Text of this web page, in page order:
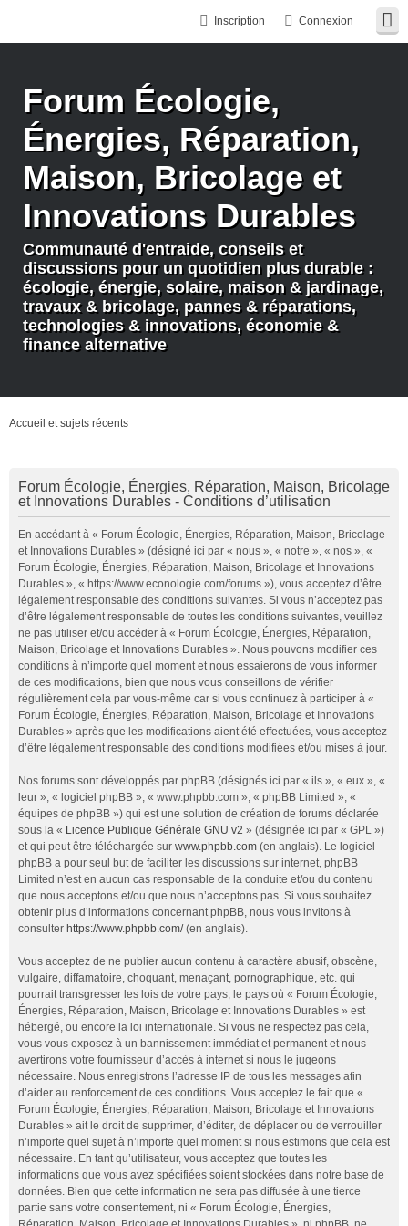
Connexion
Inscription
Forum Écologie,
Énergies, Réparation,
Maison, Bricolage et
Innovations Durables
Communauté d'entraide, conseils et
discussions pour un quotidien plus durable :
écologie, énergie, solaire, maison & jardinage,
travaux & bricolage, pannes & réparations,
technologies & innovations, économie &
finance alternative
Accueil et sujets récents
Forum Écologie, Énergies, Réparation, Maison, Bricolage
et Innovations Durables - Conditions d’utilisation
En accédant à « Forum Écologie, Énergies, Réparation, Maison, Bricolage
et Innovations Durables » (désigné ici par « nous », « notre », « nos », «
Forum Écologie, Énergies, Réparation, Maison, Bricolage et Innovations
Durables », « https://www.econologie.com/forums »), vous acceptez d’être
légalement responsable des conditions suivantes. Si vous n’acceptez pas
d’être légalement responsable de toutes les conditions suivantes, veuillez
ne pas utiliser et/ou accéder à « Forum Écologie, Énergies, Réparation,
Maison, Bricolage et Innovations Durables ». Nous pouvons modifier ces
conditions à n’importe quel moment et nous essaierons de vous informer
de ces modifications, bien que nous vous conseillons de vérifier
régulièrement cela par vous-même car si vous continuez à participer à «
Forum Écologie, Énergies, Réparation, Maison, Bricolage et Innovations
Durables » après que les modifications aient été effectuées, vous acceptez
d’être légalement responsable des conditions modifiées et/ou mises à jour.
Nos forums sont développés par phpBB (désignés ici par « ils », « eux », «
leur », « logiciel phpBB », « www.phpbb.com », « phpBB Limited », «
équipes de phpBB ») qui est une solution de création de forums déclarée
sous la « Licence Publique Générale GNU v2 » (désignée ici par « GPL »)
et qui peut être téléchargée sur www.phpbb.com (en anglais). Le logiciel
phpBB a pour seul but de faciliter les discussions sur internet, phpBB
Limited n’est en aucun cas responsable de la conduite et/ou du contenu
que nous acceptons et/ou que nous n’acceptons pas. Si vous souhaitez
obtenir plus d’informations concernant phpBB, nous vous invitons à
consulter https://www.phpbb.com/(en anglais).
Vous acceptez de ne publier aucun contenu à caractère abusif, obscène,
vulgaire, diffamatoire, choquant, menaçant, pornographique, etc. qui
pourrait transgresser les lois de votre pays, le pays où « Forum Écologie,
Énergies, Réparation, Maison, Bricolage et Innovations Durables » est
hébergé, ou encore la loi internationale. Si vous ne respectez pas cela,
vous vous exposez à un bannissement immédiat et permanent et nous
avertirons votre fournisseur d’accès à internet si nous le jugeons
nécessaire. Nous enregistrons l’adresse IP de tous les messages afin
d’aider au renforcement de ces conditions. Vous acceptez le fait que «
Forum Écologie, Énergies, Réparation, Maison, Bricolage et Innovations
Durables » ait le droit de supprimer, d’éditer, de déplacer ou de verrouiller
n’importe quel sujet à n’importe quel moment si nous estimons que cela est
nécessaire. En tant qu’utilisateur, vous acceptez que toutes les
informations que vous avez spécifiées soient stockées dans notre base de
données. Bien que cette information ne sera pas diffusée à une tierce
partie sans votre consentement, ni « Forum Écologie, Énergies,